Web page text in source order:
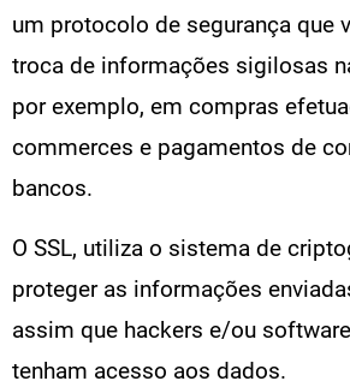
um protocolo de segurança que
troca de informações sigilosas
por exemplo, em compras
commerces e pagamentos de
bancos.
O SSL, utiliza o sistema de
proteger as informações
assim que hackers e/ou
tenham acesso aos dados.